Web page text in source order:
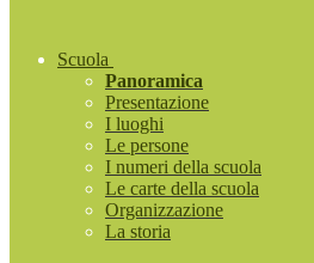
Scuola
Panoramica
Presentazione
I luoghi
Le persone
I numeri della scuola
Le carte della scuola
Organizzazione
La storia